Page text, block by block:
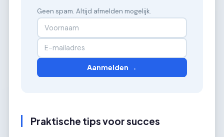
Geen spam. Altijd afmelden mogelijk.
Aanmelden →
Praktische tips voor succes